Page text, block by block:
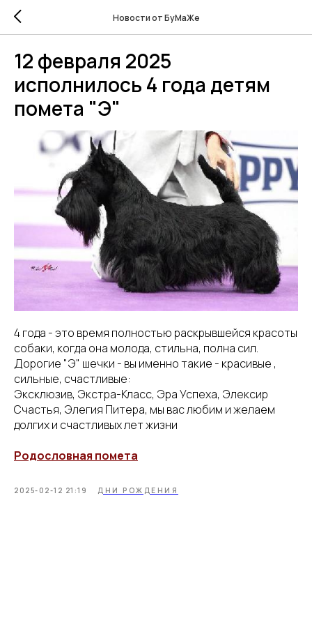
Новости от БуМаЖе
12 февраля 2025
исполнилось 4 года детям
помета "Э"
4 года - это время полностью раскрывшейся красоты
собаки, когда она молода, стильна, полна сил.
Дорогие "Э" шечки - вы именно такие - красивые ,
сильные, счастливые:
Эксклюзив, Экстра-Класс, Эра Успеха, Элексир
Счастья, Элегия Питера, мы вас любим и желаем
долгих и счастливых лет жизни
Родословная помета
2025-02-12 21:19 ДНИ РОЖДЕНИЯ